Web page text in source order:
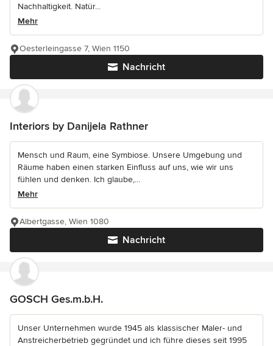
Nachhaltigkeit. Natür...
Mehr
Nachricht
Oesterleingasse 7, Wien 1150
Interiors by Danijela Rathner
Mensch und Raum, eine Symbiose. Unsere Umgebung und
Räume haben einen starken Einfluss auf uns, wie wir uns
fühlen und denken. Ich glaube,...
Mehr
Nachricht
Albertgasse, Wien 1080
GOSCH Ges.m.b.H.
Unser Unternehmen wurde 1945 als klassischer Maler- und
Anstreicherbetrieb gegründet und ich führe dieses seit 1995